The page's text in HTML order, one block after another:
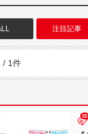
注目記事
/ 1件